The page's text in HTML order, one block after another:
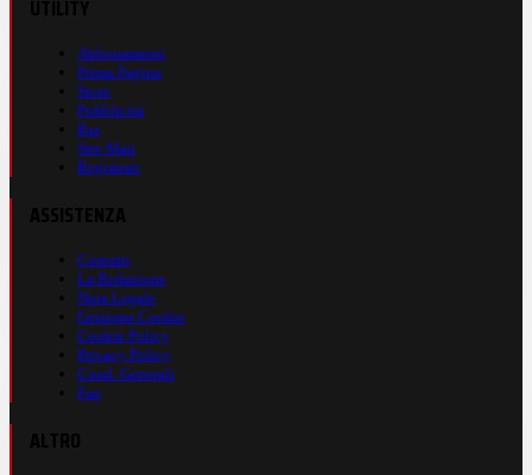
Abbonamenti
Prima Pagina
Store
Pubblicità
Rss
Site Map
Registrati
Contatti
La Redazione
Nota Legale
Gestione Cookie
Cookie Policy
Privacy Policy
Cond. Generali
Faq